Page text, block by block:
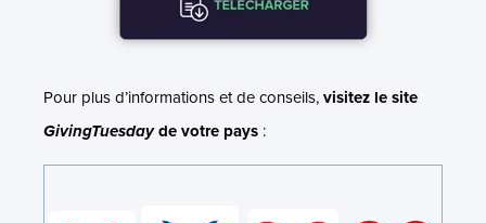
Pour plus d’informations et de conseils,visitez le site
GivingTuesdayde votre pays :